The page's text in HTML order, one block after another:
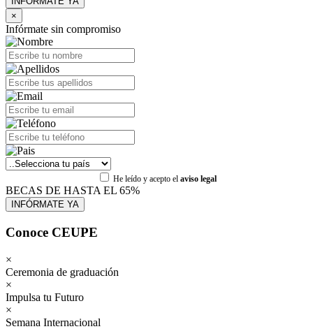
×
Infórmate sin compromiso
He leído y acepto el aviso legal
BECAS DE HASTA EL 65%
Conoce CEUPE
×
Ceremonia de graduación
×
Impulsa tu Futuro
×
Semana Internacional